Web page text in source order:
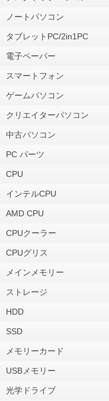
ノートパソコン
タブレットPC/2in1PC
電子ペーパー
スマートフォン
ゲームパソコン
クリエイターパソコン
中古パソコン
PC パーツ
CPU
インテルCPU
AMD CPU
CPUクーラー
CPUグリス
メインメモリー
ストレージ
HDD
SSD
メモリーカード
USBメモリー
光学ドライブ